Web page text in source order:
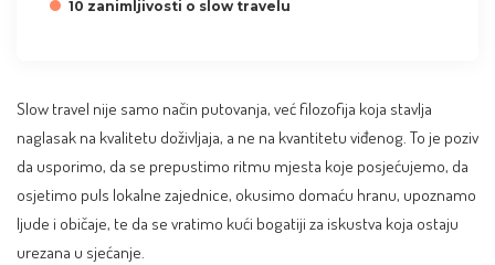
10 zanimljivosti o slow travelu
Slow travel nije samo način putovanja, već filozofija koja stavlja
naglasak na kvalitetu doživljaja, a ne na kvantitetu viđenog. To je poziv
da usporimo, da se prepustimo ritmu mjesta koje posjećujemo, da
osjetimo puls lokalne zajednice, okusimo domaću hranu, upoznamo
ljude i običaje, te da se vratimo kući bogatiji za iskustva koja ostaju
urezana u sjećanje.